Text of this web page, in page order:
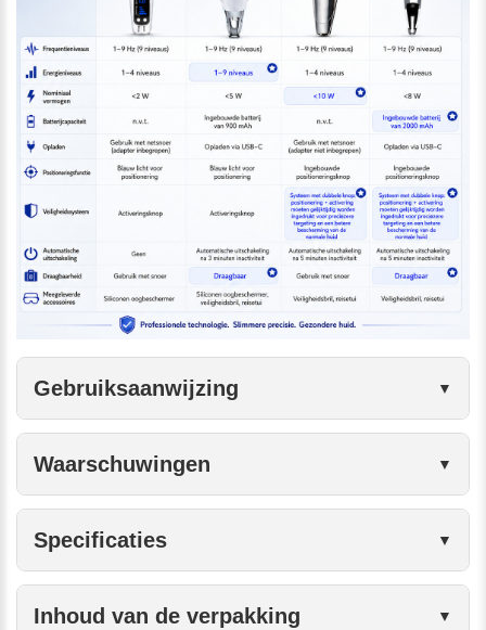
Gebruiksaanwijzing
Waarschuwingen
Specificaties
Inhoud van de verpakking